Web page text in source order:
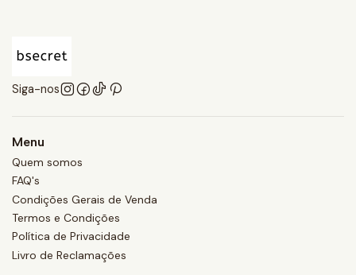
Siga-nos
Menu
Quem somos
FAQ's
Condições Gerais de Venda
Termos e Condições
Política de Privacidade
Livro de Reclamações